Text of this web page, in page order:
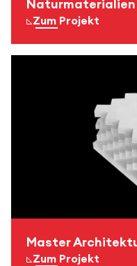
Naturmaterialien
Zum Projekt
Master
Zum Projekt